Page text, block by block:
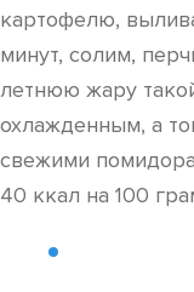
картофелю,
минут, солим,
летнюю жару
охлажденным, а
свежими
40 ккал на 100